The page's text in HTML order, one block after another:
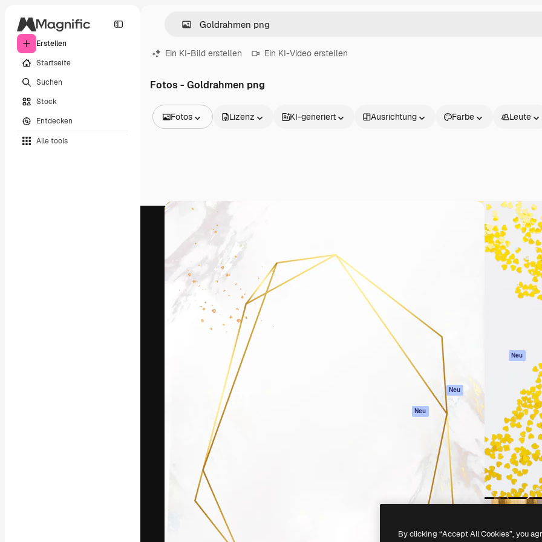
Erstellen
Startseite
Suchen
Stock
Entdecken
Alle tools
Ein KI-Bild erstellen Ein KI-Video erstellen
Fotos - Goldrahmen png
Fotos
Videos
Filmmaterial
Motion Graphics
Videovorlagen
3D-Modelle
Schriftarten
Lizenz KI-generiert Ausrichtung Farbe Leute
Die kreative Plattform, um deine beste
Arbeit zu verwirklichen. Mehr als 1 Million
Abonnenten unter Kreativen, Unternehmen,
Agenturen und Studios.
Deutsch
KI-Assistent
KI-Bildgenerator
KI-Videogenerator
Stimmengenerator
Stock-Inhalte
Claude/ChatGPT
Neu
Neu
Alle Magnific-Tools
Loslegen
Dokumentation
Neu
Cookie-Richtlinie
Vertrauenszentrum
Partner
Unternehmen
Copyright © 2010- Alle Rechte vorbehalten
By clicking “Accept All Cookies”, you